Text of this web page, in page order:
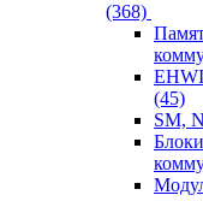
(368)
(45)
SM,